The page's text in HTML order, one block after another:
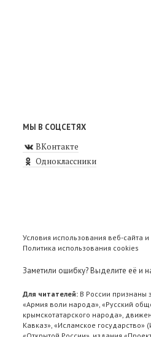
МЫ В СОЦСЕТЯХ
ВКонтакте
Одноклассники
Условия использования веб-сайта
Политика использования cookies
Заметили ошибку? Выделите её и
Для читателей: В России признаны
«Армия воли народа», «Русский
крымскотатарского народа»,
Кавказ», «Исламское